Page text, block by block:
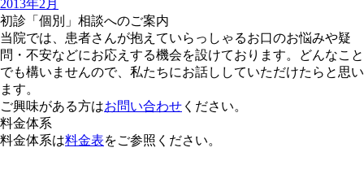
2013年2月
初診「個別」相談へのご案内
当院では、患者さんが抱えていらっしゃるお口のお悩みや疑
問・不安などにお応えする機会を設けております。どんなこと
でも構いませんので、私たちにお話ししていただけたらと思い
ます。
ご興味がある方はお問い合わせ ください。
料金体系
料金体系は料金表をご参照ください。